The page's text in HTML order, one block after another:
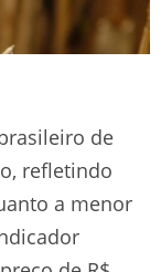
de
refletindo
a menor